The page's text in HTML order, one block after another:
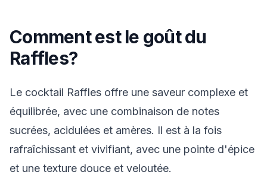
Comment est le goût du
Raffles?
Le cocktail Raffles offre une saveur complexe et
équilibrée, avec une combinaison de notes
sucrées, acidulées et amères. Il est à la fois
rafraîchissant et vivifiant, avec une pointe d'épice
et une texture douce et veloutée.